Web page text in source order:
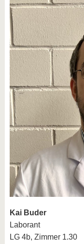
Kai Buder
Laborant
LG 4b, Zimmer 1.30